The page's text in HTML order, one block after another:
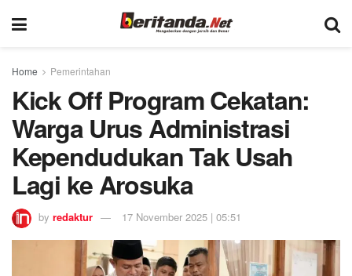
Home Pemerintahan
Kick Off Program Cekatan:
Warga Urus Administrasi
Kependudukan Tak Usah
Lagi ke Arosuka
by redaktur 17 November 2025 | 05:51